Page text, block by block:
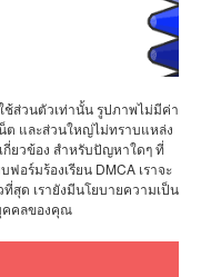
ส่วนตัวเท่านั้น รูปภาพไม่มีค่า
ต และส่วนใหญ่ไม่ทราบแหล่ง
ยวข้อง สำหรับปัญหาใดๆ ที่
อร์มร้องเรียน DMCA เราจะ
สุด เรายังมีนโยบายความเป็น
คคลของคุณ